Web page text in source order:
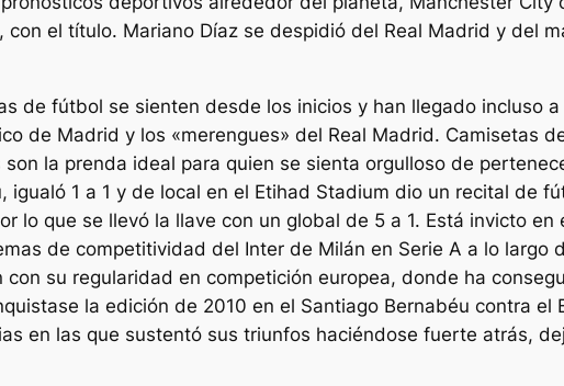
con el título. Mariano Díaz se despidió del Real Madrid y del
de fútbol se sienten desde los inicios y han llegado incluso
de Madrid y los «merengues» del Real Madrid. Camisetas
la prenda ideal para quien se sienta orgulloso de
igualó 1 a 1 y de local en el Etihad Stadium dio un recital de
lo que se llevó la llave con un global de 5 a 1. Está invicto
de competitividad del Inter de Milán en Serie A a lo largo
su regularidad en competición europea, donde ha
la edición de 2010 en el Santiago Bernabéu contra
en las que sustentó sus triunfos haciéndose fuerte atrás,